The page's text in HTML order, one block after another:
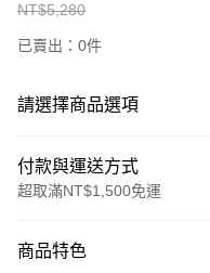
NT$5,280
已賣出：0件
請選擇商品選項
付款與運送方式
超取滿NT$1,500免運
信用卡一次付款
商品特色